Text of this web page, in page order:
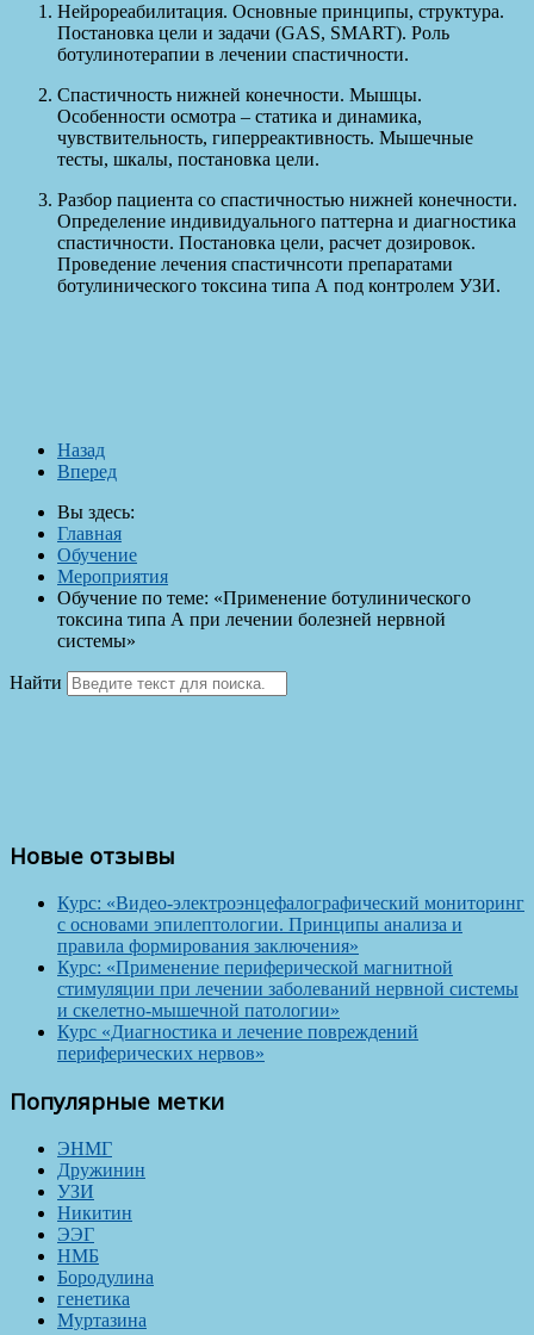
Нейрореабилитация. Основные принципы, структура.
Постановка цели и задачи (GAS, SMART). Роль
ботулинотерапии в лечении спастичности.
Спастичность нижней конечности. Мышцы.
Особенности осмотра – статика и динамика,
чувствительность, гиперреактивность. Мышечные
тесты, шкалы, постановка цели.
Разбор пациента со спастичностью нижней конечности.
Определение индивидуального паттерна и диагностика
спастичности. Постановка цели, расчет дозировок.
Проведение лечения спастичнсоти препаратами
ботулинического токсина типа А под контролем УЗИ.
Назад
Вперед
Вы здесь:
Главная
Обучение
Мероприятия
Обучение по теме: «Применение ботулинического
токсина типа А при лечении болезней нервной
системы»
Найти
Новые отзывы
Курс: «Видео-электроэнцефалографический мониторинг
с основами эпилептологии. Принципы анализа и
правила формирования заключения»
Курс: «Применение периферической магнитной
стимуляции при лечении заболеваний нервной системы
и скелетно-мышечной патологии»
Курс «Диагностика и лечение повреждений
периферических нервов»
Популярные метки
ЭНМГ
Дружинин
УЗИ
Никитин
ЭЭГ
НМБ
Бородулина
генетика
Муртазина